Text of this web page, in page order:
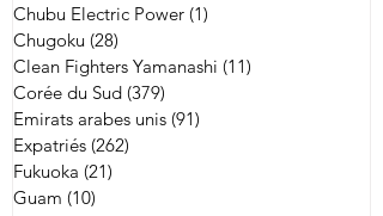
Chubu Electric Power (1)
Chugoku (28)
Clean Fighters Yamanashi (11)
Corée du Sud (379)
Emirats arabes unis (91)
Expatriés (262)
Fukuoka (21)
Guam (10)